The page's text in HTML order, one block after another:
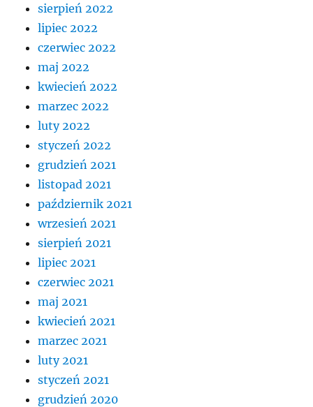
sierpień 2022
lipiec 2022
czerwiec 2022
maj 2022
kwiecień 2022
marzec 2022
luty 2022
styczeń 2022
grudzień 2021
listopad 2021
październik 2021
wrzesień 2021
sierpień 2021
lipiec 2021
czerwiec 2021
maj 2021
kwiecień 2021
marzec 2021
luty 2021
styczeń 2021
grudzień 2020